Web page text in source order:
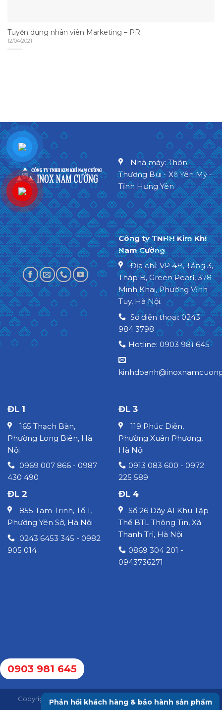
Tuyển dụng nhân viên Marketing – PR
12/04/2021
Nhà máy: Thôn
Thượng Bùi - Xã Yên Mỹ -
Tỉnh Hưng Yên
Công ty TNHH Kim Khí
Nam Cường
Địa chỉ: VP 4B, Tầng 3,
Tháp B, Green Pearl, 378
Minh Khai, Phường Vĩnh
Tuy, Hà Nội.
Số điện thoại: 0243
984 3798
Hotline: 0903 981 645
ĐL 1
165 Thạch Bàn,
Phường Long Biên, Hà
Nội
0969 007 866 - 0987
430 490
ĐL 2
855 Tam Trinh, Tổ 1,
Phường Yên Sở, Hà Nội
0243 6453 345 - 0982
905 014
ĐL 3
119 Phúc Diễn,
Phường Xuân Phương,
Hà Nội
0913 083 600 - 0972
225 589
ĐL 4
Số 26 Dãy A1 Khu Tập
Thể BTL Thông Tin, Xã
Thanh Trì, Hà Nội
0869 304 201 -
0943736271
0903 981 645
Copyright 2026 ©Công ty TNHH Kim khí Nam Cường
Phản hồi khách hàng & bảo hành sản phẩm